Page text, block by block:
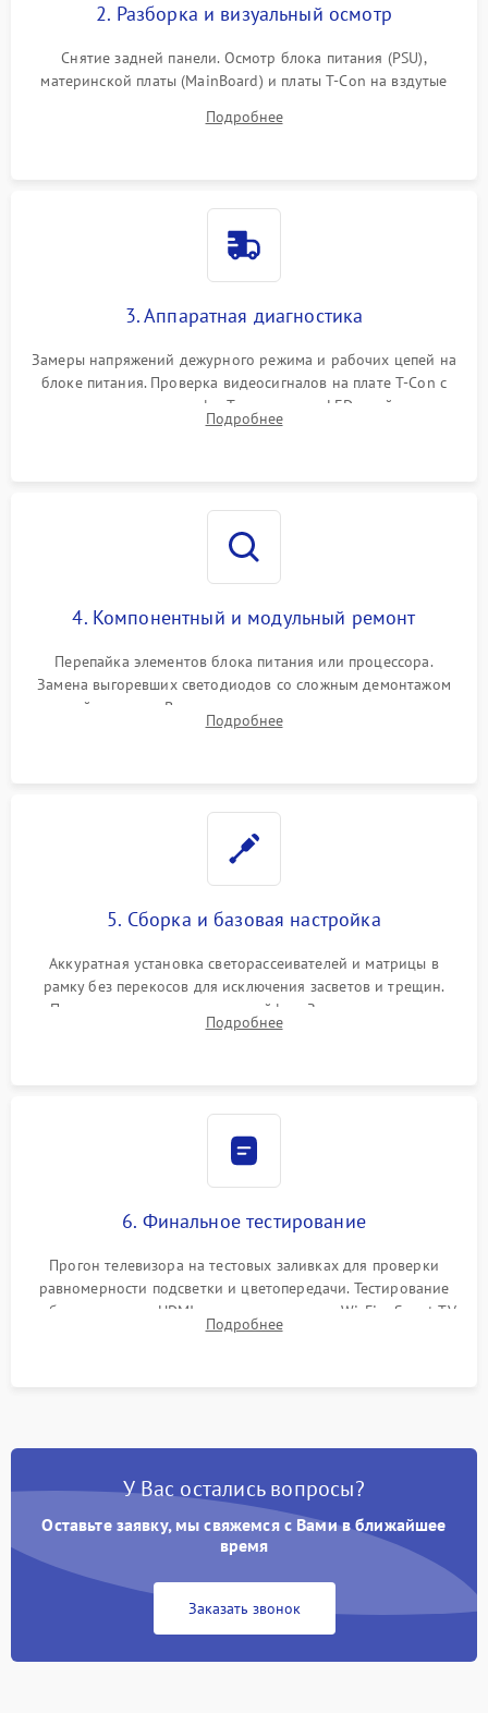
2. Разборка и визуальный осмотр
Снятие задней панели. Осмотр блока питания (PSU),
материнской платы (MainBoard) и платы T-Con на вздутые
Проверка надежности фиксации и целостности шлейфов.
Подробнее
3. Аппаратная диагностика
Замеры напряжений дежурного режима и рабочих цепей на
блоке питания. Проверка видеосигналов на плате T-Con с
помощью осциллографа. Тестирование LED-драйвера и
светодиодных планок подсветки мультиметром.
Подробнее
4. Компонентный и модульный ремонт
Перепайка элементов блока питания или процессора.
Замена выгоревших светодиодов со сложным демонтажом
хрупкой матрицы. Восстановление поврежденных дорожек,
прошивка микросхем памяти EEPROM
Подробнее
5. Сборка и базовая настройка
Аккуратная установка светорассеивателей и матрицы в
рамку без перекосов для исключения засветов и трещин.
Подключение внутренних шлейфов. Закрытие корпуса.
Сброс настроек и обновление программного обеспечения.
Подробнее
6. Финальное тестирование
Прогон телевизора на тестовых заливках для проверки
равномерности подсветки и цветопередачи. Тестирование
работы разъемов HDMI, динамиков, модуля Wi-Fi и Smart TV
в рабочем режиме в течение нескольких часов.
Подробнее
У Вас остались вопросы?
Оставьте заявку, мы свяжемся с Вами в ближайшее
время
Заказать звонок